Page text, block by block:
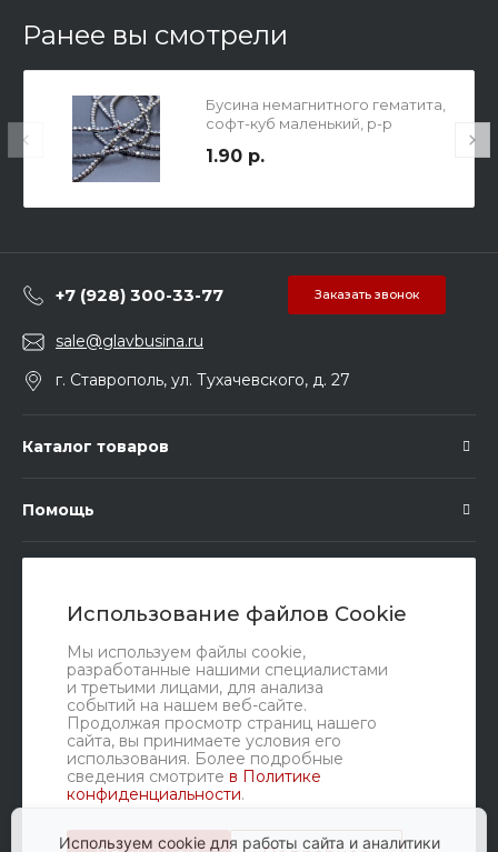
Использование файлов Cookie
Мы используем файлы cookie,
разработанные нашими специалистами
и третьими лицами, для анализа
событий на нашем веб-сайте.
Продолжая просмотр страниц нашего
сайта, вы принимаете условия его
использования. Более подробные
сведения смотрите в Политике
конфиденциальности.
Ранее вы смотрели
Бусина немагнитного гематита,
софт-куб маленький, р-р
1.90 р.
+7 (928) 300-33-77 Заказать звонок
sale@glavbusina.ru
г. Ставрополь, ул. Тухачевского, д. 27
Каталог товаров
Помощь
Мы в соц. сетях
Используем cookie для работы сайта и аналитики